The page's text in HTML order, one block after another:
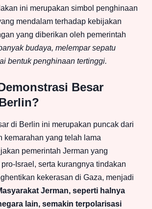
ini merupakan simbol penghinaan
mendalam terhadap kebijakan
yang diberikan oleh pemerintah
budaya, melempar sepatu
bentuk penghinaan tertinggi.
Besar
di Berlin ini merupakan puncak dari
kemarahan yang telah lama
pemerintah Jerman yang
Israel, serta kurangnya tindakan
kekerasan di Gaza, menjadi
Jerman, seperti halnya
lain, semakin terpolarisasi